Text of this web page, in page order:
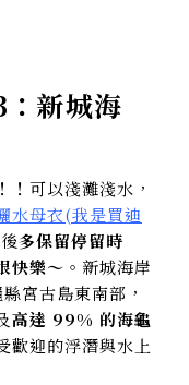
新城海
可以淺灘淺水，
水母衣(我是買迪
多保留停留時
快樂～ 。 新城海岸
宮古島東南部，
高達 99% 的海龜
歡迎的浮潛與水上